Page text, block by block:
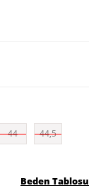
44
44,5
Beden Tablosu